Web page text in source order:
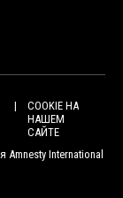
COOKIE НА
НАШЕМ
САЙТЕ
International